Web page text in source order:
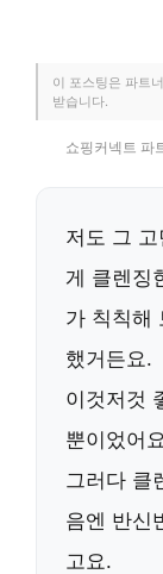
이 포스팅은 파트
받습니다.
쇼핑커넥트 파
저도 그
게 클렌징
가 칙칙해
했거든요.
이것저것
뿐이었어
그러다 클
음엔 반신
고요.